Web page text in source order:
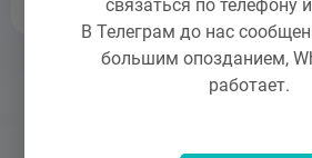
связаться по телефону
В Телеграм до нас
большим опозданием,
работает.